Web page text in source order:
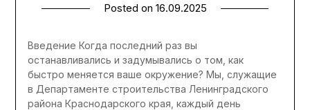
Posted on 16.09.2025
Введение Когда последний раз вы
останавливались и задумывались о том, как
быстро меняется ваше окружение? Мы, служащие
в Департаменте строительства Ленинградского
района Краснодарского края, каждый день